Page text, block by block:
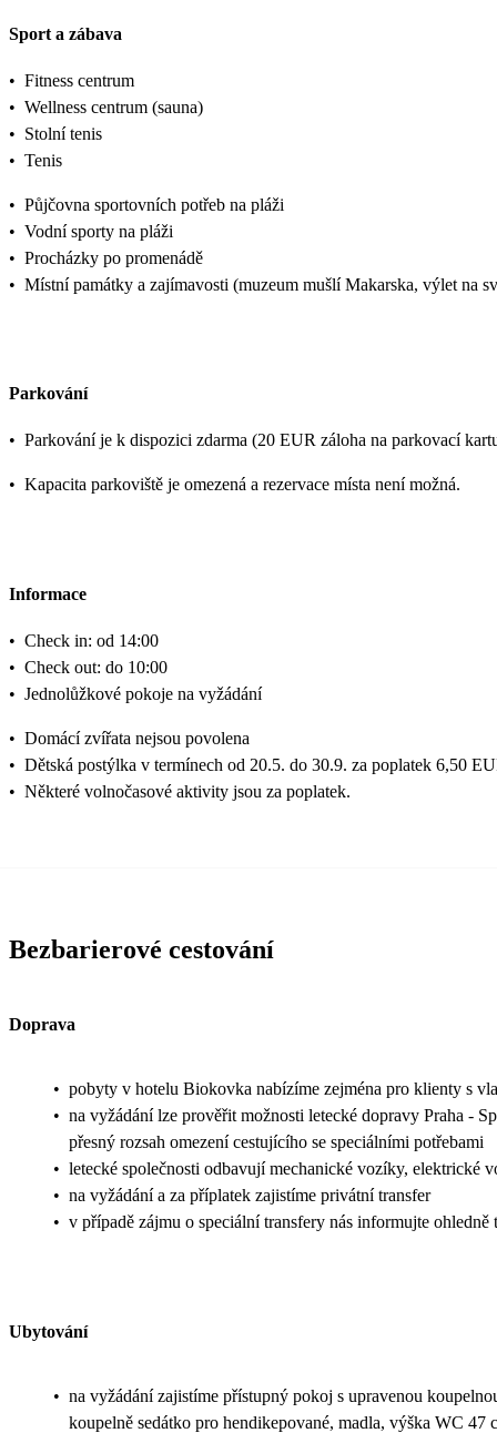
Sport a zábava
• Fitness centrum
• Wellness centrum (sauna)
• Stolní tenis
• Tenis
• Půjčovna sportovních potřeb na pláži
• Vodní sporty na pláži
• Procházky po promenádě
• Místní památky a zajímavosti (muzeum mušlí Makarska, výlet na
Parkování
• Parkování je k dispozici zdarma (20 EUR záloha na parkovací
• Kapacita parkoviště je omezená a rezervace místa není možná.
Informace
• Check in: od 14:00
• Check out: do 10:00
• Jednolůžkové pokoje na vyžádání
• Domácí zvířata nejsou povolena
• Dětská postýlka v termínech od 20.5. do 30.9. za poplatek 6,50
• Některé volnočasové aktivity jsou za poplatek.
Bezbarierové cestování
Doprava
• pobyty v hotelu Biokovka nabízíme zejména pro klienty s
• na vyžádání lze prověřit možnosti letecké dopravy Praha -
přesný rozsah omezení cestujícího se speciálními potřebami
• letecké společnosti odbavují mechanické vozíky, elektrické
• na vyžádání a za příplatek zajistíme privátní transfer
• v případě zájmu o speciální transfery nás informujte
Ubytování
• na vyžádání zajistíme přístupný pokoj s upravenou
koupelně sedátko pro hendikepované, madla, výška WC 47